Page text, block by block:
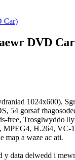
Car)
DVD
1024x600),
54 gorsaf
free, Trosglwyddo
MPEG4, H.264,
map a waze ac ati.
data delwedd i